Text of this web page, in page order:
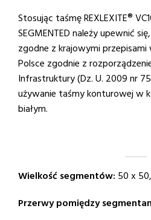
Stosując taśmę REXLEXITE®
SEGMENTED należy upewnić
zgodne z krajowymi
Polsce zgodnie z
Infrastruktury (Dz. U. 2009 nr
używanie taśmy konturowej w
białym.
Wielkość segmentów: 50 x
Przerwy pomiędzy